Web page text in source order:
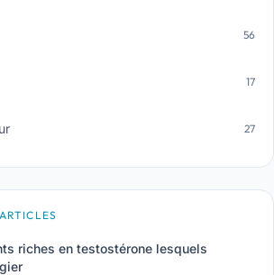
56
17
27
riches en testostérone lesquels